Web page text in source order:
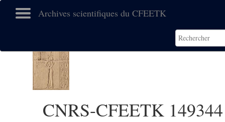
Archives scientifiques du CFEETK
CNRS-CFEETK 149344